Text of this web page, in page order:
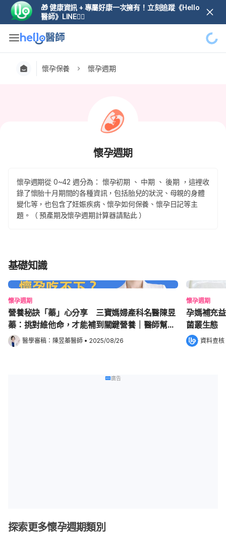
🎁 健康資訊 + 專屬好康一次擁有！立刻追蹤《Hello
醫師》LINE👆🏼
懷孕保養 懷孕週期
懷孕週期
懷孕週期從 0~42 週分為： 懷孕初期 、 中期 、 後期 ，這裡收
錄了懷胎十月期間的各種資訊，包括胎兒的狀況、母親的身體
變化等，也包含了妊娠疾病、懷孕如何保養、懷孕日記等主
題。（ 預產期及懷孕週期計算器請點此 ）
基礎知識
懷孕週期
營養秘訣「蓁」心分享 三寶媽婦產科名醫陳昱
蓁：挑對維他命，才能補到關鍵營養｜醫師幫幫
我
醫學審稿： 陳昱蓁醫師 • 2025/08/26
懷孕週期
孕媽補充
菌叢生態
資料查核
廣告
探索更多懷孕週期類別